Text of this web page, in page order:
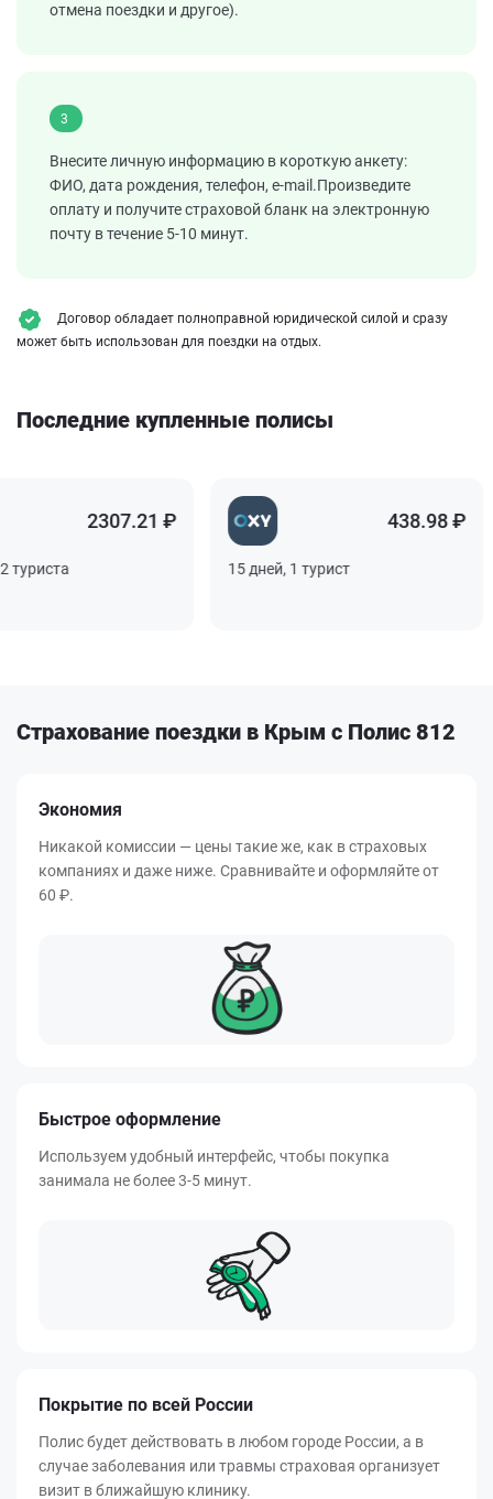
отмена поездки и другое).
3
Внесите личную информацию в короткую анкету:
ФИО, дата рождения, телефон, e-mail.Произведите
оплату и получите страховой бланк на электронную
почту в течение 5-10 минут.
Договор обладает полноправной юридической силой и сразу
может быть использован для поездки на отдых.
Последние купленные полисы
2307.21 ₽ 438.98 ₽
15 дней, 1 турист
Страхование поездки в Крым с Полис 812
Экономия
Никакой комиссии — цены такие же, как в страховых
компаниях и даже ниже. Сравнивайте и оформляйте от
60 ₽.
Быстрое оформление
Используем удобный интерфейс, чтобы покупка
занимала не более 3-5 минут.
Покрытие по всей России
Полис будет действовать в любом городе России, а в
случае заболевания или травмы страховая организует
визит в ближайшую клинику.